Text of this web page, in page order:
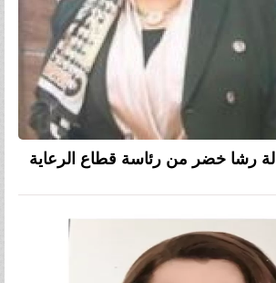
رشا خضر من رئاسة قطاع الرعاية